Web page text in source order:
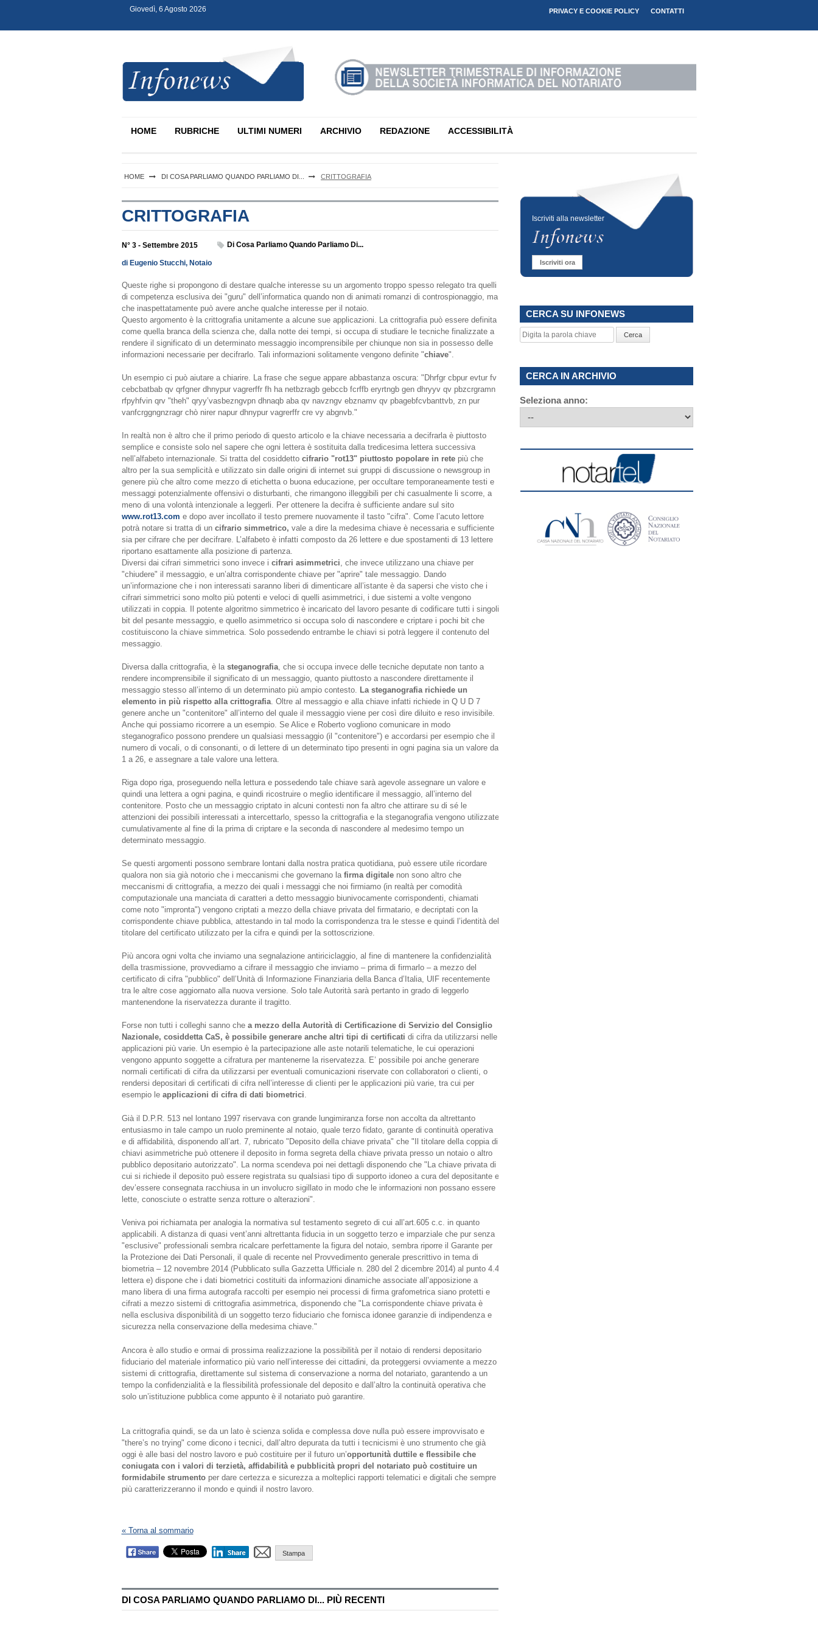
PRIVACY E COOKIE POLICY CONTATTI
Giovedì, 6 Agosto 2026
HOME RUBRICHE ULTIMI NUMERI ARCHIVIO REDAZIONE ACCESSIBILITÀ
HOME DI COSA PARLIAMO QUANDO PARLIAMO DI... CRITTOGRAFIA
CRITTOGRAFIA
N° 3 - Settembre 2015 Di Cosa Parliamo Quando Parliamo Di...
di Eugenio Stucchi, Notaio
Queste righe si propongono di destare qualche interesse su un argomento troppo spesso relegato tra quelli
di competenza esclusiva dei "guru" dell’informatica quando non di animati romanzi di controspionaggio, ma
che inaspettatamente può avere anche qualche interesse per il notaio.
Questo argomento è la crittografia unitamente a alcune sue applicazioni. La crittografia può essere definita
come quella branca della scienza che, dalla notte dei tempi, si occupa di studiare le tecniche finalizzate a
rendere il significato di un determinato messaggio incomprensibile per chiunque non sia in possesso delle
informazioni necessarie per decifrarlo. Tali informazioni solitamente vengono definite "chiave".
Un esempio ci può aiutare a chiarire. La frase che segue appare abbastanza oscura: "Dhrfgr cbpur evtur fv
cebcbatbab qv qrfgner dhnypur vagrerffr fh ha netbzragb gebccb fcrffb eryrtngb gen dhryyv qv pbzcrgramn
rfpyhfvin qrv "theh" qryy’vasbezngvpn dhnaqb aba qv navzngv ebznamv qv pbagebfcvbanttvb, zn pur
vanfcrggngnzragr chò nirer napur dhnypur vagrerffr cre vy abgnvb."
In realtà non è altro che il primo periodo di questo articolo e la chiave necessaria a decifrarla è piuttosto
semplice e consiste solo nel sapere che ogni lettera è sostituita dalla tredicesima lettera successiva
nell’alfabeto internazionale. Si tratta del cosiddetto cifrario "rot13" piuttosto popolare in retepiù che
altro per la sua semplicità e utilizzato sin dalle origini di internet sui gruppi di discussione o newsgroup in
genere più che altro come mezzo di etichetta o buona educazione, per occultare temporaneamente testi e
messaggi potenzialmente offensivi o disturbanti, che rimangono illeggibili per chi casualmente li scorre, a
meno di una volontà intenzionale a leggerli. Per ottenere la decifra è sufficiente andare sul sito
www.rot13.com e dopo aver incollato il testo premere nuovamente il tasto "cifra". Come l’acuto lettore
potrà notare si tratta di uncifrario simmetrico, vale a dire la medesima chiave è necessaria e sufficiente
sia per cifrare che per decifrare. L’alfabeto è infatti composto da 26 lettere e due spostamenti di 13 lettere
riportano esattamente alla posizione di partenza.
Diversi dai cifrari simmetrici sono invece i cifrari asimmetrici, che invece utilizzano una chiave per
"chiudere" il messaggio, e un’altra corrispondente chiave per "aprire" tale messaggio. Dando
un’informazione che i non interessati saranno liberi di dimenticare all’istante è da sapersi che visto che i
cifrari simmetrici sono molto più potenti e veloci di quelli asimmetrici, i due sistemi a volte vengono
utilizzati in coppia. Il potente algoritmo simmetrico è incaricato del lavoro pesante di codificare tutti i singoli
bit del pesante messaggio, e quello asimmetrico si occupa solo di nascondere e criptare i pochi bit che
costituiscono la chiave simmetrica. Solo possedendo entrambe le chiavi si potrà leggere il contenuto del
messaggio.
Diversa dalla crittografia, è la steganografia, che si occupa invece delle tecniche deputate non tanto a
rendere incomprensibile il significato di un messaggio, quanto piuttosto a nascondere direttamente il
messaggio stesso all’interno di un determinato più ampio contesto. La steganografia richiede un
elemento in più rispetto alla crittografia. Oltre al messaggio e alla chiave infatti richiede in Q U D 7
genere anche un "contenitore" all’interno del quale il messaggio viene per così dire diluito e reso invisibile.
Anche qui possiamo ricorrere a un esempio. Se Alice e Roberto vogliono comunicare in modo
steganografico possono prendere un qualsiasi messaggio (il "contenitore") e accordarsi per esempio che il
numero di vocali, o di consonanti, o di lettere di un determinato tipo presenti in ogni pagina sia un valore da
1 a 26, e assegnare a tale valore una lettera.
Riga dopo riga, proseguendo nella lettura e possedendo tale chiave sarà agevole assegnare un valore e
quindi una lettera a ogni pagina, e quindi ricostruire o meglio identificare il messaggio, all’interno del
contenitore. Posto che un messaggio criptato in alcuni contesti non fa altro che attirare su di sé le
attenzioni dei possibili interessati a intercettarlo, spesso la crittografia e la steganografia vengono utilizzate
cumulativamente al fine di la prima di criptare e la seconda di nascondere al medesimo tempo un
determinato messaggio.
Se questi argomenti possono sembrare lontani dalla nostra pratica quotidiana, può essere utile ricordare
qualora non sia già notorio che i meccanismi che governano la firma digitale non sono altro che
meccanismi di crittografia, a mezzo dei quali i messaggi che noi firmiamo (in realtà per comodità
computazionale una manciata di caratteri a detto messaggio biunivocamente corrispondenti, chiamati
come noto "impronta") vengono criptati a mezzo della chiave privata del firmatario, e decriptati con la
corrispondente chiave pubblica, attestando in tal modo la corrispondenza tra le stesse e quindi l’identità del
titolare del certificato utilizzato per la cifra e quindi per la sottoscrizione.
Più ancora ogni volta che inviamo una segnalazione antiriciclaggio, al fine di mantenere la confidenzialità
della trasmissione, provvediamo a cifrare il messaggio che inviamo – prima di firmarlo – a mezzo del
certificato di cifra "pubblico" dell’Unità di Informazione Finanziaria della Banca d’Italia, UIF recentemente
tra le altre cose aggiornato alla nuova versione. Solo tale Autorità sarà pertanto in grado di leggerlo
mantenendone la riservatezza durante il tragitto.
Forse non tutti i colleghi sanno che a mezzo della Autorità di Certificazione di Servizio del Consiglio
Nazionale, cosiddetta CaS, è possibile generare anche altri tipi di certificati di cifra da utilizzarsi nelle
applicazioni più varie. Un esempio è la partecipazione alle aste notarili telematiche, le cui operazioni
vengono appunto soggette a cifratura per mantenerne la riservatezza. E’ possibile poi anche generare
normali certificati di cifra da utilizzarsi per eventuali comunicazioni riservate con collaboratori o clienti, o
rendersi depositari di certificati di cifra nell’interesse di clienti per le applicazioni più varie, tra cui per
esempio le applicazioni di cifra di dati biometrici.
Già il D.P.R. 513 nel lontano 1997 riservava con grande lungimiranza forse non accolta da altrettanto
entusiasmo in tale campo un ruolo preminente al notaio, quale terzo fidato, garante di continuità operativa
e di affidabilità, disponendo all’art. 7, rubricato "Deposito della chiave privata" che "Il titolare della coppia di
chiavi asimmetriche può ottenere il deposito in forma segreta della chiave privata presso un notaio o altro
pubblico depositario autorizzato". La norma scendeva poi nei dettagli disponendo che "La chiave privata di
cui si richiede il deposito può essere registrata su qualsiasi tipo di supporto idoneo a cura del depositante e
dev’essere consegnata racchiusa in un involucro sigillato in modo che le informazioni non possano essere
lette, conosciute o estratte senza rotture o alterazioni".
Veniva poi richiamata per analogia la normativa sul testamento segreto di cui all’art.605 c.c. in quanto
applicabili. A distanza di quasi vent’anni altrettanta fiducia in un soggetto terzo e imparziale che pur senza
"esclusive" professionali sembra ricalcare perfettamente la figura del notaio, sembra riporre il Garante per
la Protezione dei Dati Personali, il quale di recente nel Provvedimento generale prescrittivo in tema di
biometria – 12 novembre 2014 (Pubblicato sulla Gazzetta Ufficiale n. 280 del 2 dicembre 2014) al punto 4.4
lettera e) dispone che i dati biometrici costituiti da informazioni dinamiche associate all’apposizione a
mano libera di una firma autografa raccolti per esempio nei processi di firma grafometrica siano protetti e
cifrati a mezzo sistemi di crittografia asimmetrica, disponendo che "La corrispondente chiave privata è
nella esclusiva disponibilità di un soggetto terzo fiduciario che fornisca idonee garanzie di indipendenza e
sicurezza nella conservazione della medesima chiave."
Ancora è allo studio e ormai di prossima realizzazione la possibilità per il notaio di rendersi depositario
fiduciario del materiale informatico più vario nell’interesse dei cittadini, da proteggersi ovviamente a mezzo
sistemi di crittografia, direttamente sul sistema di conservazione a norma del notariato, garantendo a un
tempo la confidenzialità e la flessibilità professionale del deposito e dall’altro la continuità operativa che
solo un’istituzione pubblica come appunto è il notariato può garantire.
La crittografia quindi, se da un lato è scienza solida e complessa dove nulla può essere improvvisato e
"there’s no trying" come dicono i tecnici, dall’altro depurata da tutti i tecnicismi è uno strumento che già
oggi è alle basi del nostro lavoro e può costituire per il futuro un’opportunità duttile e flessibile che
coniugata con i valori di terzietà, affidabilità e pubblicità propri del notariato può costituire un
formidabile strumentoper dare certezza e sicurezza a molteplici rapporti telematici e digitali che sempre
più caratterizzeranno il mondo e quindi il nostro lavoro.
« Torna al sommario
Stampa
DI COSA PARLIAMO QUANDO PARLIAMO DI... PIÙ RECENTI
Iscriviti alla newsletter
Iscriviti ora
CERCA SU INFONEWS
Cerca
CERCA IN ARCHIVIO
Seleziona anno: